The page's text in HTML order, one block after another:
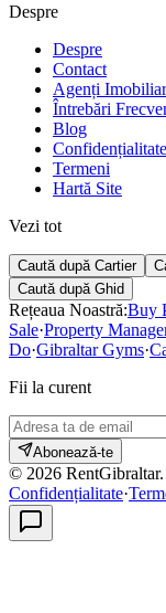
Despre
Despre
Contact
Agenți
Întrebări
Blog
Confidențialitate
Termeni
Hartă Site
Vezi tot
Caută după Cartier
Caută după Ghid
Rețeaua Noastră:Buy
Sale·Property
Do·Gibraltar Gyms·
Fii la curent
Abonează-te
© 2026 RentGibraltar.
Confidențialitate·